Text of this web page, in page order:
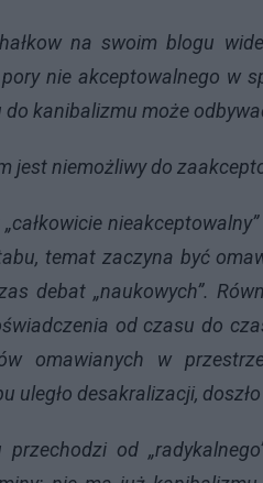
na swoim blogu
nie akceptowalnego w
do kanibalizmu może
jest niemożliwy do
temat zaczyna być
debat „naukowych”.
od czasu do
omawianych w
uległo desakralizacji,
od